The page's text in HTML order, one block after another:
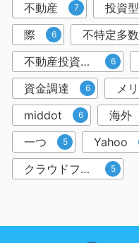
不動産 7
際 6 不特定多数
不動産投資クラウドファンディング 6
資金調達 6
middot 6 海外
一つ 5 Yahoo
クラウドファンディングサービス 5